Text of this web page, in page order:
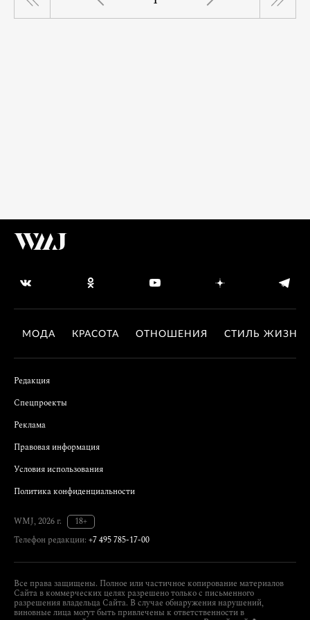
МОДА КРАСОТА ОТНОШЕНИЯ СТИЛЬ ЖИЗНИ
Редакция
Спецпроекты
Реклама
Правовая информация
Условия использования
Политика конфиденциальности
WMJ, 2026 г.
18+
Телефон редакции: +7 495 785-17-00
Все права защищены. Полное или частичное копирование материалов
Сайта в коммерческих целях разрешено только с письменного
разрешения владельца Сайта. В случае обнаружения нарушений,
виновные лица могут быть привлечены к ответственности в